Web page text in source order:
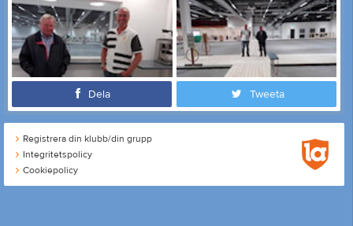
Dela Tweeta
Registrera din klubb/din grupp
Integritetspolicy
Cookiepolicy